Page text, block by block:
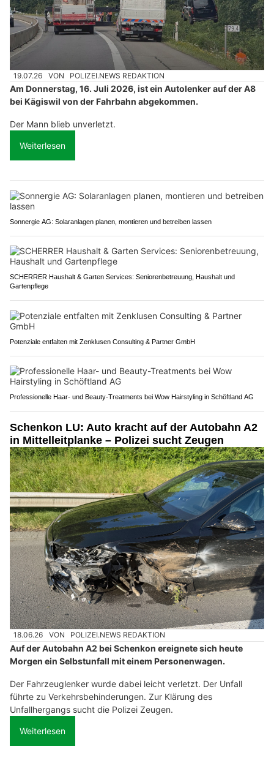
19.07.26 VON POLIZEI.NEWS REDAKTION
Am Donnerstag, 16. Juli 2026, ist ein Autolenker auf der A8
bei Kägiswil von der Fahrbahn abgekommen.
Der Mann blieb unverletzt.
Weiterlesen
Sonnergie AG: Solaranlagen planen, montieren und betreiben lassen
SCHERRER Haushalt & Garten Services: Seniorenbetreuung, Haushalt und
Gartenpflege
Potenziale entfalten mit Zenklusen Consulting & Partner GmbH
Professionelle Haar- und Beauty-Treatments bei Wow Hairstyling in Schöftland AG
Schenkon LU: Auto kracht auf der Autobahn A2
in Mittelleitplanke – Polizei sucht Zeugen
18.06.26 VON POLIZEI.NEWS REDAKTION
Auf der Autobahn A2 bei Schenkon ereignete sich heute
Morgen ein Selbstunfall mit einem Personenwagen.
Der Fahrzeuglenker wurde dabei leicht verletzt. Der Unfall
führte zu Verkehrsbehinderungen. Zur Klärung des
Unfallhergangs sucht die Polizei Zeugen.
Weiterlesen